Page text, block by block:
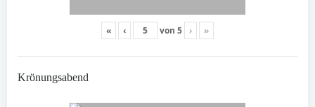
« ‹ von 5 › »
Krönungsabend